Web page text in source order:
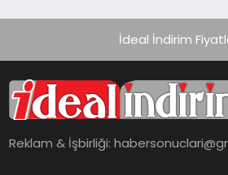
İdeal İndirim
Reklam & İşbirliği: